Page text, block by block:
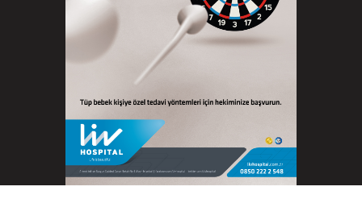
HABERLER
İLETİŞİM